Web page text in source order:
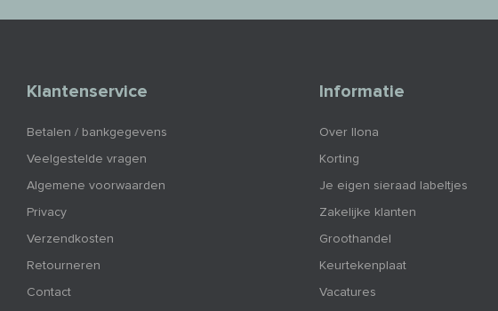
Klantenservice
Betalen / bankgegevens
Veelgestelde vragen
Algemene voorwaarden
Privacy
Verzendkosten
Retourneren
Contact
Informatie
Over Ilona
Korting
Je eigen sieraad labeltjes
Zakelijke klanten
Groothandel
Keurtekenplaat
Vacatures